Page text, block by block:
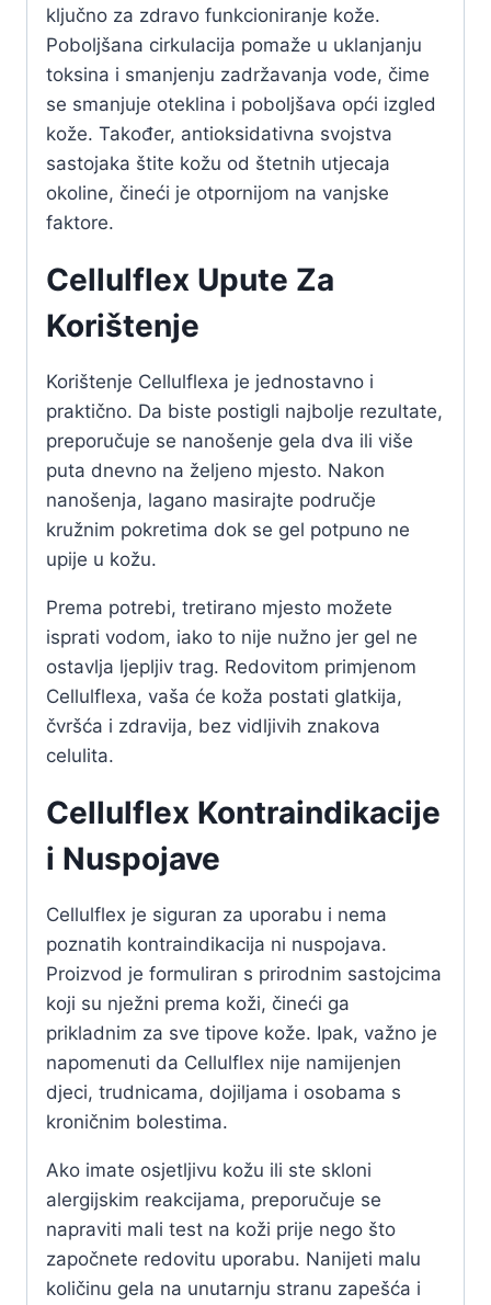
ključno za zdravo funkcioniranje kože.
Poboljšana cirkulacija pomaže u uklanjanju
toksina i smanjenju zadržavanja vode, čime
se smanjuje oteklina i poboljšava opći izgled
kože. Također, antioksidativna svojstva
sastojaka štite kožu od štetnih utjecaja
okoline, čineći je otpornijom na vanjske
faktore.
Cellulflex Upute Za
Korištenje
Korištenje Cellulflexa je jednostavno i
praktično. Da biste postigli najbolje rezultate,
preporučuje se nanošenje gela dva ili više
puta dnevno na željeno mjesto. Nakon
nanošenja, lagano masirajte područje
kružnim pokretima dok se gel potpuno ne
upije u kožu.
Prema potrebi, tretirano mjesto možete
isprati vodom, iako to nije nužno jer gel ne
ostavlja ljepljiv trag. Redovitom primjenom
Cellulflexa, vaša će koža postati glatkija,
čvršća i zdravija, bez vidljivih znakova
celulita.
Cellulflex Kontraindikacije
i Nuspojave
Cellulflex je siguran za uporabu i nema
poznatih kontraindikacija ni nuspojava.
Proizvod je formuliran s prirodnim sastojcima
koji su nježni prema koži, čineći ga
prikladnim za sve tipove kože. Ipak, važno je
napomenuti da Cellulflex nije namijenjen
djeci, trudnicama, dojiljama i osobama s
kroničnim bolestima.
Ako imate osjetljivu kožu ili ste skloni
alergijskim reakcijama, preporučuje se
napraviti mali test na koži prije nego što
započnete redovitu uporabu. Nanijeti malu
količinu gela na unutarnju stranu zapešća i